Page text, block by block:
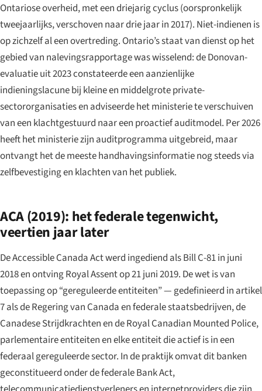
Ontariose overheid, met een driejarig cyclus (oorspronkelijk
tweejaarlijks, verschoven naar drie jaar in 2017). Niet-indienen is
op zichzelf al een overtreding. Ontario’s staat van dienst op het
gebied van nalevingsrapportage was wisselend: de Donovan-
evaluatie uit 2023 constateerde een aanzienlijke
indieningslacune bij kleine en middelgrote private-
sectororganisaties en adviseerde het ministerie te verschuiven
van een klachtgestuurd naar een proactief auditmodel. Per 2026
heeft het ministerie zijn auditprogramma uitgebreid, maar
ontvangt het de meeste handhavingsinformatie nog steeds via
zelfbevestiging en klachten van het publiek.
ACA (2019): het federale tegenwicht,
veertien jaar later
De Accessible Canada Act werd ingediend als Bill C-81 in juni
2018 en ontving Royal Assent op 21 juni 2019. De wet is van
toepassing op “gereguleerde entiteiten” — gedefinieerd in artikel
7 als de Regering van Canada en federale staatsbedrijven, de
Canadese Strijdkrachten en de Royal Canadian Mounted Police,
parlementaire entiteiten en elke entiteit die actief is in een
federaal gereguleerde sector. In de praktijk omvat dit banken
geconstitueerd onder de federale Bank Act,